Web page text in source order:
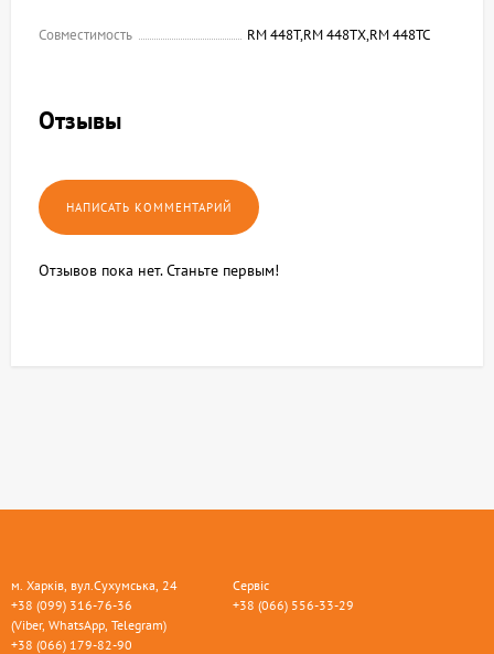
Совместимость RM 448Т,RM 448ТХ,RM 448ТС
Отзывы
Отзывов пока нет. Станьте первым!
м. Харків, вул.Сухумська, 24
+38 (099) 316-76-36
(Viber, WhatsApp, Telegram)
+38 (066) 179-82-90
Сервіс
+38 (066) 556-33-29